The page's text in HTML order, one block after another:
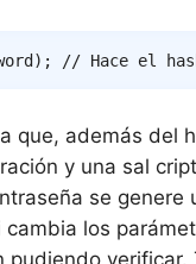
) ; // Hace el
que, además del
y una sal
se
los